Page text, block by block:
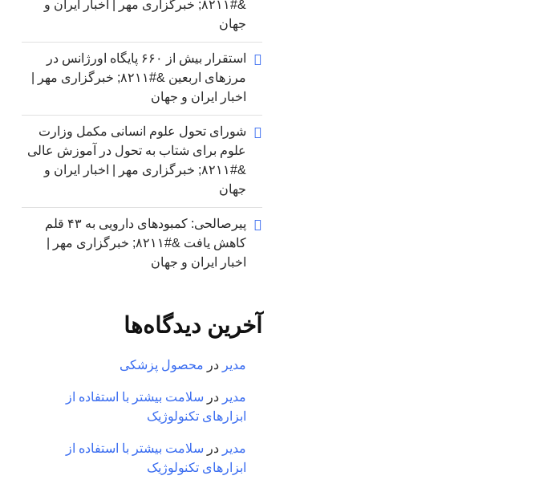
&#۸۲۱۱; خبرگزاری مهر | اخبار ایران و
جهان
استقرار بیش از ۶۶۰ پایگاه اورژانس در
مرزهای اربعین &#۸۲۱۱; خبرگزاری مهر |
اخبار ایران و جهان
شورای تحول علوم انسانی مکمل وزارت
علوم برای شتاب به تحول در آموزش عالی
&#۸۲۱۱; خبرگزاری مهر | اخبار ایران و
جهان
پیرصالحی: کمبودهای دارویی به ۴۳ قلم
کاهش یافت &#۸۲۱۱; خبرگزاری مهر |
اخبار ایران و جهان
آخرین دیدگاه‌ها
مدیر در محصول پزشکی
مدیر در سلامت بیشتر با استفاده از
ابزارهای تکنولوژیک
مدیر در سلامت بیشتر با استفاده از
ابزارهای تکنولوژیک